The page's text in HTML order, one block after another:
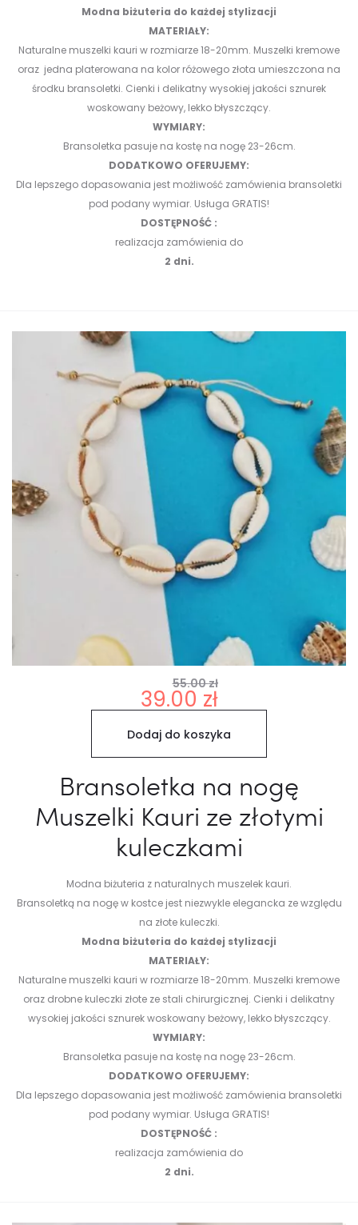
Modna biżuteria do każdej stylizacji
MATERIAŁY:
Naturalne muszelki kauri w rozmiarze 18-20mm. Muszelki kremowe
oraz jedna platerowana na kolor różowego złota umieszczona na
środku bransoletki. Cienki i delikatny wysokiej jakości sznurek
woskowany beżowy, lekko błyszczący.
WYMIARY:
Bransoletka pasuje na kostę na nogę 23-26cm.
DODATKOWO OFERUJEMY:
Dla lepszego dopasowania jest możliwość zamówienia bransoletki
pod podany wymiar. Usługa GRATIS!
DOSTĘPNOŚĆ :
realizacja zamówienia do
2 dni.
55.00zł
Pierwotna
cena
wynosiła:
55.00 zł.
39.00 zł
Aktualna
cena
wynosi:
39.00 zł.
Dodaj do koszyka
Bransoletka na nogę
Muszelki Kauri ze złotymi
kuleczkami
Modna biżuteria z naturalnych muszelek kauri.
Bransoletką na nogę w kostce jest niezwykle elegancka ze względu
na złote kuleczki.
Modna biżuteria do każdej stylizacji
MATERIAŁY:
Naturalne muszelki kauri w rozmiarze 18-20mm. Muszelki kremowe
oraz drobne kuleczki złote ze stali chirurgicznej. Cienki i delikatny
wysokiej jakości sznurek woskowany beżowy, lekko błyszczący.
WYMIARY:
Bransoletka pasuje na kostę na nogę 23-26cm.
DODATKOWO OFERUJEMY:
Dla lepszego dopasowania jest możliwość zamówienia bransoletki
pod podany wymiar. Usługa GRATIS!
DOSTĘPNOŚĆ :
realizacja zamówienia do
2 dni.